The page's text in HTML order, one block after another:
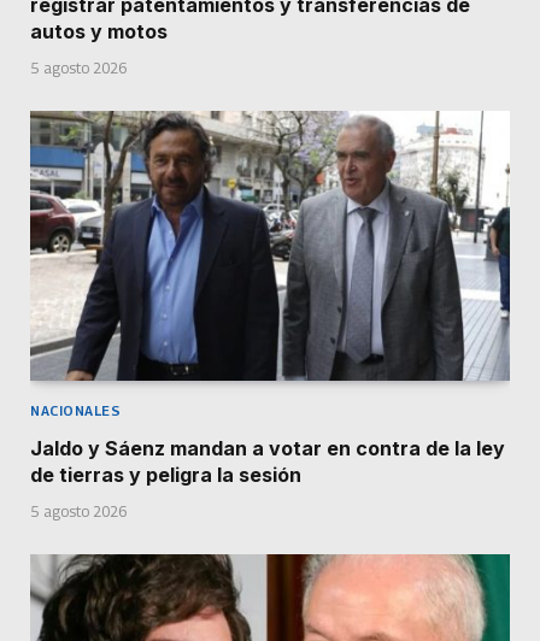
registrar patentamientos y transferencias de
autos y motos
5 agosto 2026
NACIONALES
Jaldo y Sáenz mandan a votar en contra de la ley
de tierras y peligra la sesión
5 agosto 2026